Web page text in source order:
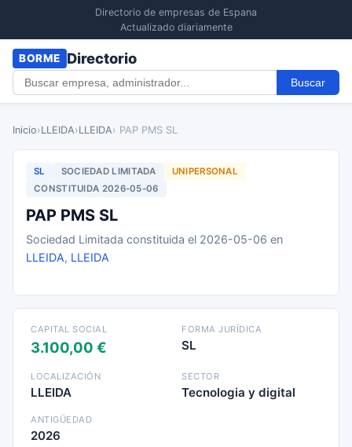
Directorio de empresas de Espana
Actualizado diariamente
BORME Directorio
Buscar
Inicio›LLEIDA›LLEIDA› PAP PMS SL
SL SOCIEDAD LIMITADA
UNIPERSONAL
CONSTITUIDA 2026-05-06
PAP PMS SL
Sociedad Limitada constituida el 2026-05-06 en
LLEIDA, LLEIDA
CAPITAL SOCIAL
3.100,00 €
FORMA JURÍDICA
SL
LOCALIZACIÓN
LLEIDA
SECTOR
Tecnologia y digital
ANTIGÜEDAD
2026